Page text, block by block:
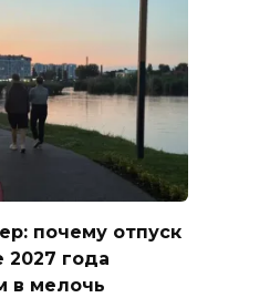
почему отпуск
2027 года
в мелочь